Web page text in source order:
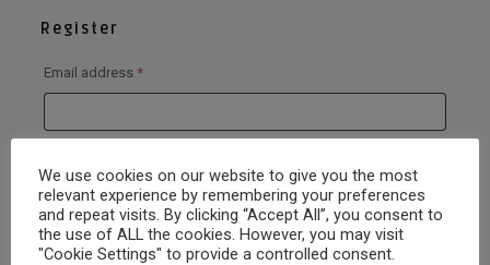
Register
Email address *Required
We use cookies on our website to give you the most
relevant experience by remembering your preferences
and repeat visits. By clicking “Accept All”, you consent to
the use of ALL the cookies. However, you may visit
"Cookie Settings" to provide a controlled consent.